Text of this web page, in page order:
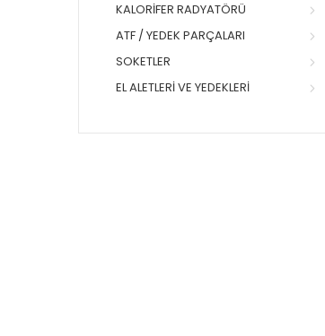
KALORIFER RADYATÖRÜ
ATF / YEDEK PARÇALARI
SOKETLER
EL ALETLERI VE YEDEKLERI